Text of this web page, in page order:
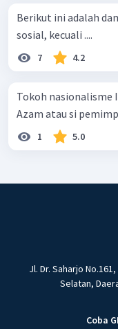
Berikut ini adalah
sosial, kecuali ....
7 4.2
Tokoh nasionalisme
Azam atau si
1 5.0
Jl. Dr. Saharjo
Selatan,
Coba